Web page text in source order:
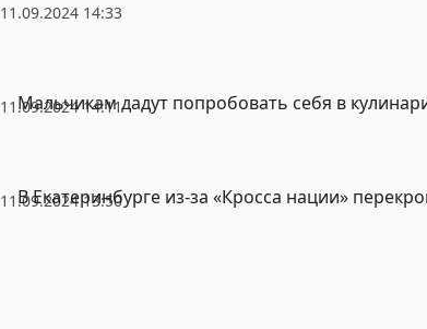
11.09.2024 14:33
11.09.2024 14:11
Мальчикам дадут попробовать себя в
11.09.2024 13:50
В Екатеринбурге из-за «Кросса нации»